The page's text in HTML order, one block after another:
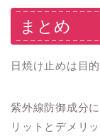
まとめ
日焼け止めは目
紫外線防御成分
リットとデメリ